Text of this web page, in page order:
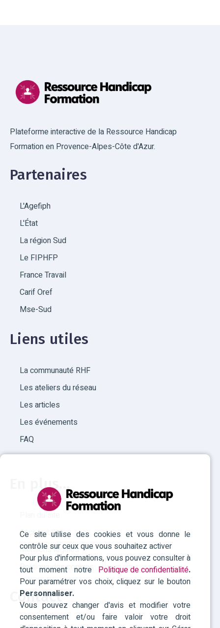
Ce site utilise des cookies et vous donne le
contrôle sur ceux que vous souhaitez activer
Pour plus d'informations, vous pouvez consulter à
tout moment notre Politique de confidentialité.
Pour paramétrer vos choix, cliquez sur le bouton
Personnaliser.
Vous pouvez changer d'avis et modifier votre
consentement et/ou faire valoir votre droit
Plateforme interactive de la Ressource Handicap
Formation en Provence-Alpes-Côte d'Azur.
Partenaires
L'Agefiph
L'État
La région Sud
Le FIPHFP
France Travail
Carif Oref
Mse-Sud
Liens utiles
La communauté RHF
Les ateliers du réseau
Les articles
Les événements
FAQ
En plus...
Plan du site
Accessibilité
Mentions légales
Politique des cookies
Contact